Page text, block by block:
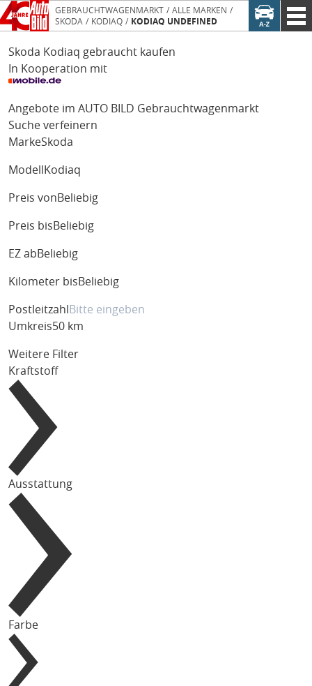
GEBRAUCHTWAGENMARKT
ALLE MARKEN
SKODA
KODIAQ KODIAQ UNDEFINED
Skoda Kodiaq gebraucht kaufen
In Kooperation mit
Angebote im AUTO BILD Gebrauchtwagenmarkt
Suche verfeinern
MarkeSkoda
Modell Kodiaq
Preis von Beliebig
Preis bis Beliebig
EZ ab Beliebig
Kilometer bis Beliebig
Postleitzahl
Umkreis50 km
Weitere Filter
Kraftstoff
Ausstattung
Farbe